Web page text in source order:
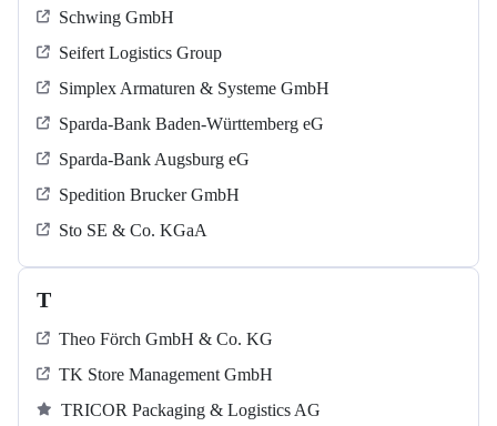
Schwing GmbH
Seifert Logistics Group
Simplex Armaturen & Systeme GmbH
Sparda-Bank Baden-Württemberg eG
Sparda-Bank Augsburg eG
Spedition Brucker GmbH
Sto SE & Co. KGaA
T
Theo Förch GmbH & Co. KG
TK Store Management GmbH
TRICOR Packaging & Logistics AG